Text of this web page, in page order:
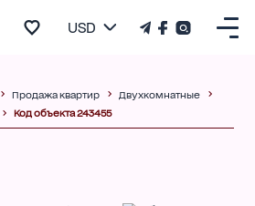
USD
Продажа квартир
Двухкомнатные
Код объекта 243455